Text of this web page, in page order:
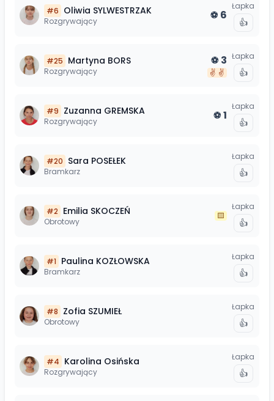
#6 Oliwia SYLWESTRZAK
Rozgrywający ⚽ 6
Łapka
👍
#25 Martyna BORS
Rozgrywający
⚽ 3
✌️ ✌️
Łapka
👍
#9 Zuzanna GREMSKA
Rozgrywający ⚽ 1
Łapka
👍
#20 Sara POSEŁEK
Bramkarz
Łapka
👍
#2 Emilia SKOCZEŃ
Obrotowy
🟨
Łapka
👍
#1 Paulina KOZŁOWSKA
Bramkarz
Łapka
👍
#8 Zofia SZUMIEŁ
Obrotowy
Łapka
👍
#4 Karolina Osińska
Rozgrywający
Łapka
👍